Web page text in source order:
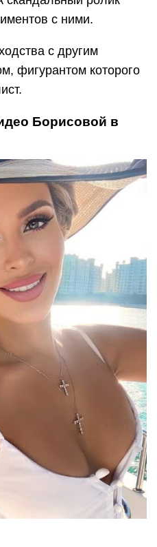
с ними.
с другим
фигурантом которого
Борисовой в